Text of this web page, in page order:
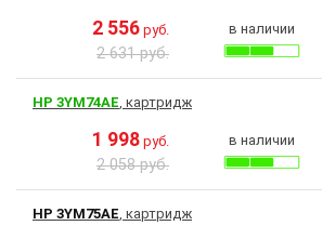
2 556 руб.
2 631 руб.
в наличии
HP 3YM74AE, картридж
1 998 руб.
2 058 руб.
в наличии
HP 3YM75AE, картридж